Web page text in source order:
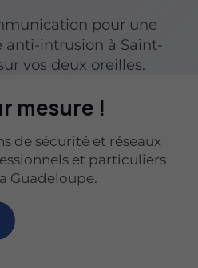
pour une
intrusion à Saint-
vos deux oreilles.
mesure !
de sécurité et réseaux
et particuliers
Guadeloupe.